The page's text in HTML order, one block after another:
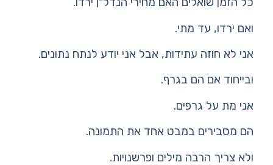
ואם ירדו, עד מתי.
אני לא חוזה עתידות, אבל אני יודע לנתח נתונים.
ובייחוד אם הם בגרף.
אני מת על גרפים.
הם מסבירים במבט אחד את התמונה.
ולא צריך הרבה מילים ופרשנויות.